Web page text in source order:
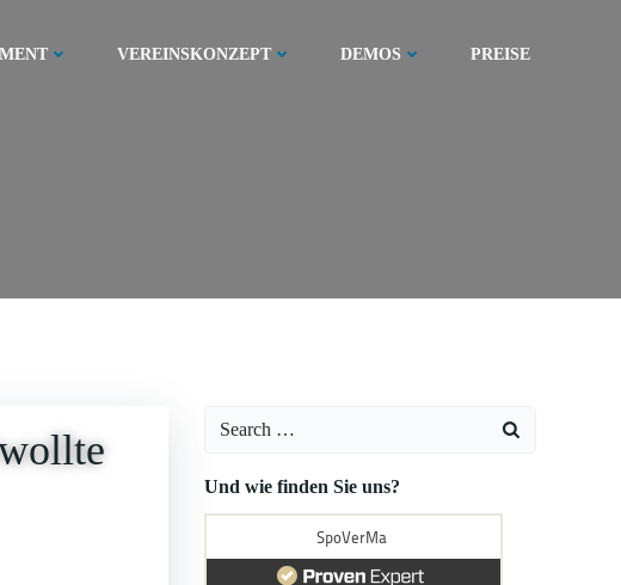
VEREINSKONZEPT DEMOS PREISE
Search
Und wie finden Sie uns?